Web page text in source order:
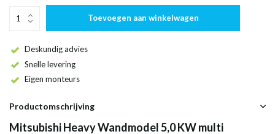
Toevoegen aan winkelwagen
Deskundig advies
Snelle levering
Eigen monteurs
Productomschrijving
Mitsubishi Heavy Wandmodel 5,0 KW multi